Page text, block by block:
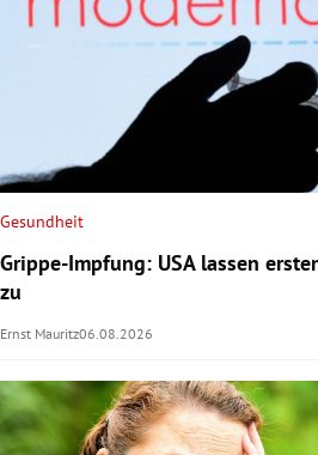
Gesundheit
Grippe-Impfung: USA lassen
zu
Ernst Mauritz06.08.2026